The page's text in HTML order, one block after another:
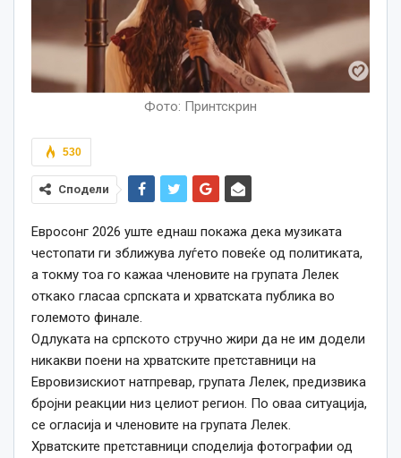
Фото: Принтскрин
530
Сподели
Евросонг 2026 уште еднаш покажа дека музиката
честопати ги зближува луѓето повеќе од политиката,
а токму тоа го кажаа членовите на групата Лелек
откако гласаа српската и хрватската публика во
големото финале.
Одлуката на српското стручно жири да не им додели
никакви поени на хрватските претставници на
Евровизискиот натпревар, групата Лелек, предизвика
бројни реакции низ целиот регион. По оваа ситуација,
се огласија и членовите на групата Лелек.
Хрватските претставници споделија фотографии од